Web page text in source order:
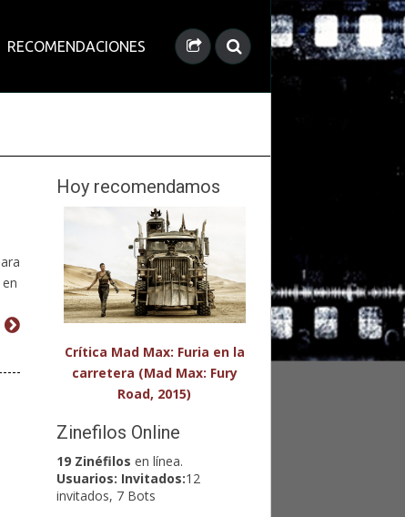
RECOMENDACIONES
Hoy recomendamos
Crítica Mad Max: Furia en la
carretera (Mad Max: Fury
Road, 2015)
Zinefilos Online
19 Zinéfilos en línea.
Usuarios: Invitados:12
invitados, 7 Bots